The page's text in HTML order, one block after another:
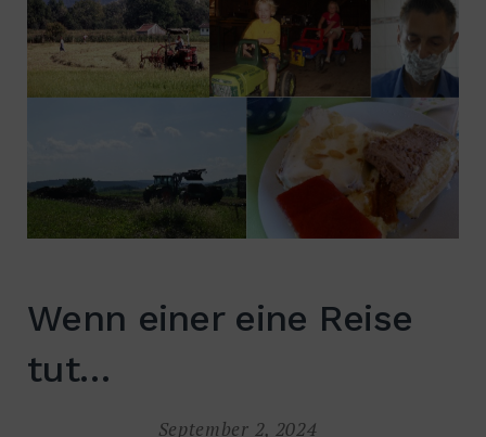
Suche
SUCHE
Wenn einer eine Reise
tut…
September 2, 2024